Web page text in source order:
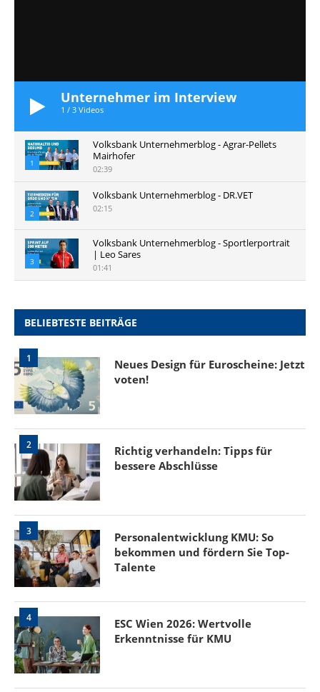
Unternehmer im Interview
1 / 3 Videos
1
Volksbank Unternehmerblog - Agrar-Pellets
Mairhofer
02:39
2
Volksbank Unternehmerblog - DR.VET
02:15
3
Volksbank Unternehmerblog - Sportlerportrait
| Leo Sares
01:41
BELIEBTESTE BEITRÄGE
1
Neues Design für Euroscheine: Jetzt
voten!
2
Richtig verhandeln: Tipps für
bessere Abschlüsse
3
Personalentwicklung KMU: So
bekommen und fördern Sie Top-
Talente
4
ESC Wien 2026: Wertvolle
Erkenntnisse für KMU